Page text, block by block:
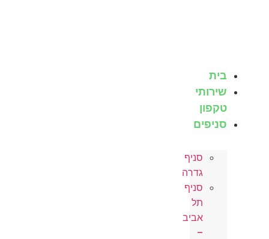
בית
שירותי
טקפון
סניפים
סניף
גדרה
סניף
תל
אביב
–